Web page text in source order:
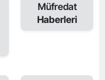
Müfredat
Haberleri